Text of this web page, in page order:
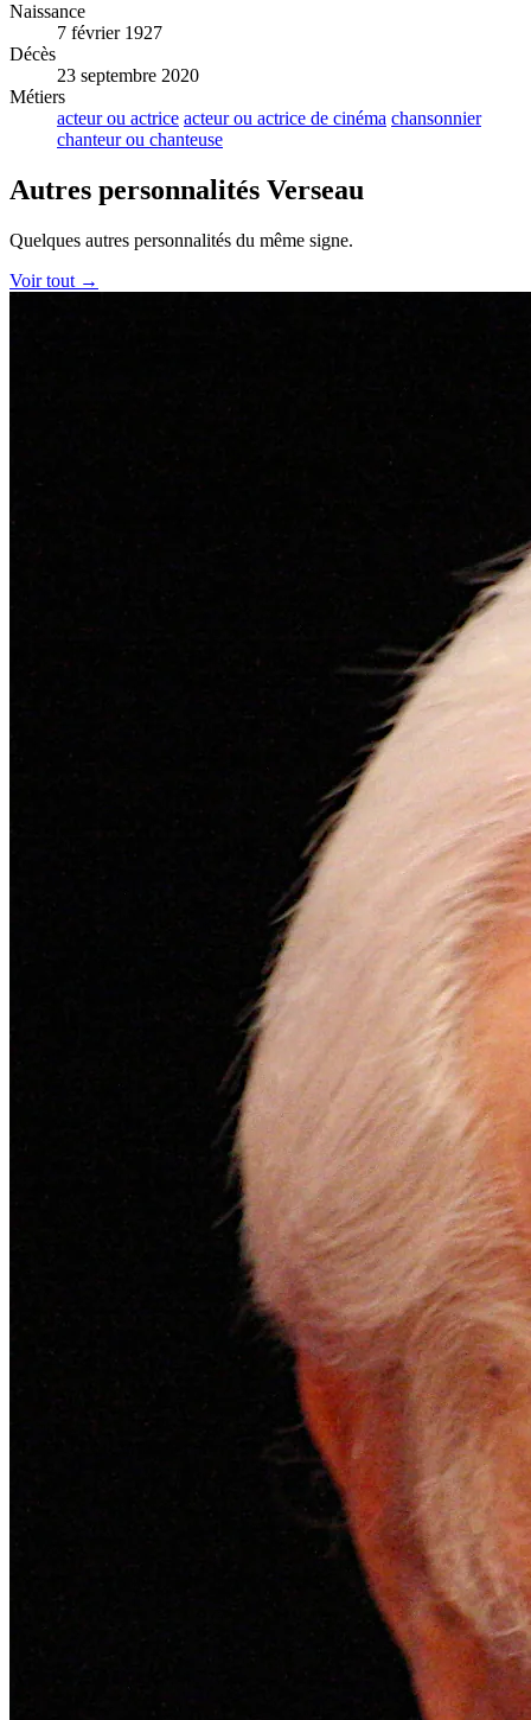
Naissance
7 février 1927
Décès
23 septembre 2020
Métiers
acteur ou actrice acteur ou actrice de cinéma chansonnier
chanteur ou chanteuse
Autres personnalités Verseau
Quelques autres personnalités du même signe.
Voir tout →